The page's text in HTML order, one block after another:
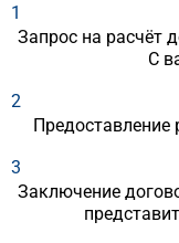
1
Запрос на расчёт
С
2
Предоставление
3
Заключение